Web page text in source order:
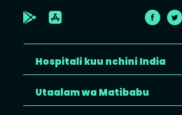
Hospitali kuu nchini India
Utaalam wa Matibabu